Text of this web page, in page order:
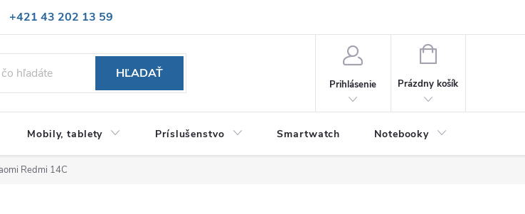
+421 43 202 13 59
HĽADAŤ
Prihlásenie
NÁKUPNÝ
Prázdny košík
Mobily, tablety Príslušenstvo Smartwatch Notebooky
Redmi 14C